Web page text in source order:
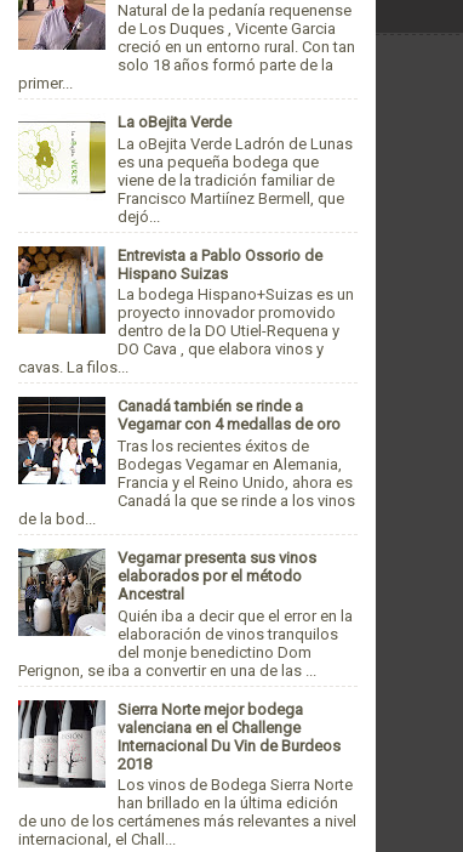
Natural de la pedanía requenense
de Los Duques , Vicente Garcia
creció en un entorno rural. Con tan
solo 18 años formó parte de la
primer...
La oBejita Verde
La oBejita Verde Ladrón de Lunas
es una pequeña bodega que
viene de la tradición familiar de
Francisco Martiínez Bermell, que
dejó...
Entrevista a Pablo Ossorio de
Hispano Suizas
La bodega Hispano+Suizas es un
proyecto innovador promovido
dentro de la DO Utiel-Requena y
DO Cava , que elabora vinos y
cavas. La filos...
Canadá también se rinde a
Vegamar con 4 medallas de oro
Tras los recientes éxitos de
Bodegas Vegamar en Alemania,
Francia y el Reino Unido, ahora es
Canadá la que se rinde a los vinos
de la bod...
Vegamar presenta sus vinos
elaborados por el método
Ancestral
Quién iba a decir que el error en la
elaboración de vinos tranquilos
del monje benedictino Dom
Perignon, se iba a convertir en una de las ...
Sierra Norte mejor bodega
valenciana en el Challenge
Internacional Du Vin de Burdeos
2018
Los vinos de Bodega Sierra Norte
han brillado en la última edición
de uno de los certámenes más relevantes a nivel
internacional, el Chall...